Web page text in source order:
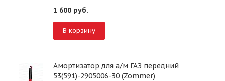
1 600 руб.
В корзину
Амортизатор для а/м ГАЗ передний
53(591)-2905006-30 (Zommer)